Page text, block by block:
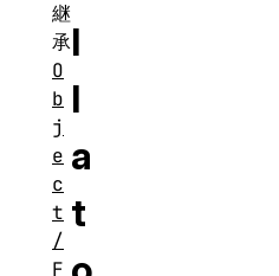
l
l
a
t
継
承
O
b
j
e
c
t
/
F